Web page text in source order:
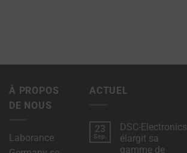
À PROPOS
DE NOUS
Laborance
ACTUEL
23
Sep.
DSC-Electronics
élargit sa
gamme de